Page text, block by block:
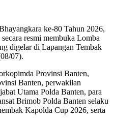
ke-
80,
Kapolda
Lomba
Menembak
Kapolda
Cup
2026
ke-80 Tahun 2026,
resmi membuka Lomba
digelar di Lapangan Tembak
07).
Provinsi Banten,
Banten, perwakilan
Utama Polda Banten, para
Brimob Polda Banten selaku
Kapolda Cup 2026, serta